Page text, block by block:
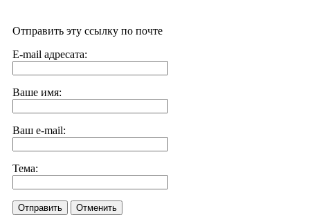
Отправить эту ссылку по почте
E-mail адресата:
Ваше имя:
Ваш e-mail:
Тема:
Отправить Отменить